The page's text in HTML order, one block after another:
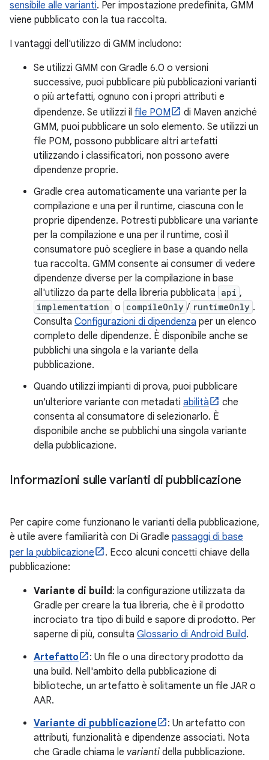
sensibile alle varianti. Per impostazione predefinita, GMM
viene pubblicato con la tua raccolta.
I vantaggi dell'utilizzo di GMM includono:
Se utilizzi GMM con Gradle 6.0 o versioni
successive, puoi pubblicare più pubblicazioni varianti
o più artefatti, ognuno con i propri attributi e
dipendenze. Se utilizzi il file POM
di Maven anziché
GMM, puoi pubblicare un solo elemento. Se utilizzi un
file POM, possono pubblicare altri artefatti
utilizzando i classificatori, non possono avere
dipendenze proprie.
Gradle crea automaticamente una variante per la
compilazione e una per il runtime, ciascuna con le
proprie dipendenze. Potresti pubblicare una variante
per la compilazione e una per il runtime, così il
consumatore può scegliere in base a quando nella
tua raccolta. GMM consente ai consumer di vedere
dipendenze diverse per la compilazione in base
all'utilizzo da parte della libreria pubblicata api ,
implementation o compileOnly / runtimeOnly .
Consulta Configurazioni di dipendenza per un elenco
completo delle dipendenze. È disponibile anche se
pubblichi una singola e la variante della
pubblicazione.
Quando utilizzi impianti di prova, puoi pubblicare
un'ulteriore variante con metadati abilità
che
consenta al consumatore di selezionarlo. È
disponibile anche se pubblichi una singola variante
della pubblicazione.
Informazioni sulle varianti di pubblicazione
Per capire come funzionano le varianti della pubblicazione,
è utile avere familiarità con Di Gradle passaggi di base
per la pubblicazione
. Ecco alcuni concetti chiave della
pubblicazione:
Variante di build: la configurazione utilizzata da
Gradle per creare la tua libreria, che è il prodotto
incrociato tra tipo di build e sapore di prodotto. Per
saperne di più, consulta Glossario di Android Build.
Artefatto
: Un file o una directory prodotto da
una build. Nell'ambito della pubblicazione di
biblioteche, un artefatto è solitamente un file JAR o
AAR.
Variante di pubblicazione
: Un artefatto con
attributi, funzionalità e dipendenze associati. Nota
che Gradle chiama le varianti della pubblicazione.